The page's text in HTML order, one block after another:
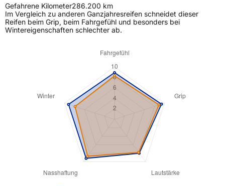
Gefahrene Kilometer286.200 km
Im Vergleich zu anderen Ganzjahresreifen schneidet dieser
Reifen beim Grip, beim Fahrgefühl und besonders bei
Wintereigenschaften schlechter ab.